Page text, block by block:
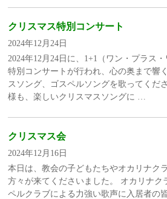
クリスマス特別コンサート
2024年12月24日
2024年12月24日に、1+1（ワン・プラス
特別コンサートが行われ、心の奥まで響
スソング、ゴスペルソングを歌ってくだ
様も、楽しいクリスマスソングに …
クリスマス会
2024年12月16日
本日は、教会の子どもたちやオカリナク
方々が来てくださいました。 オカリナク
ペルクラブによる力強い歌声に入居者の